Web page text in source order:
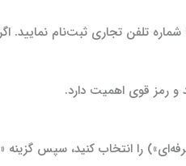
شماره تلفن تجاری ثبت‌نام
و رمز قوی اهمیت دارد.